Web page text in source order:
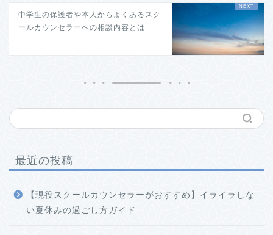
中学生の保護者や本人からよくあるスク
ールカウンセラーへの相談内容とは
最近の投稿
【現役スクールカウンセラーがおすすめ】イライラしな
い夏休みの過ごし方ガイド